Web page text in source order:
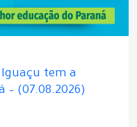
tem a
(07.08.2026)